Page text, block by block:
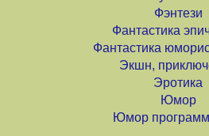
Фэнтези
Фантастика
Фантастика
Экшн,
Эротика
Юмор
Юмор